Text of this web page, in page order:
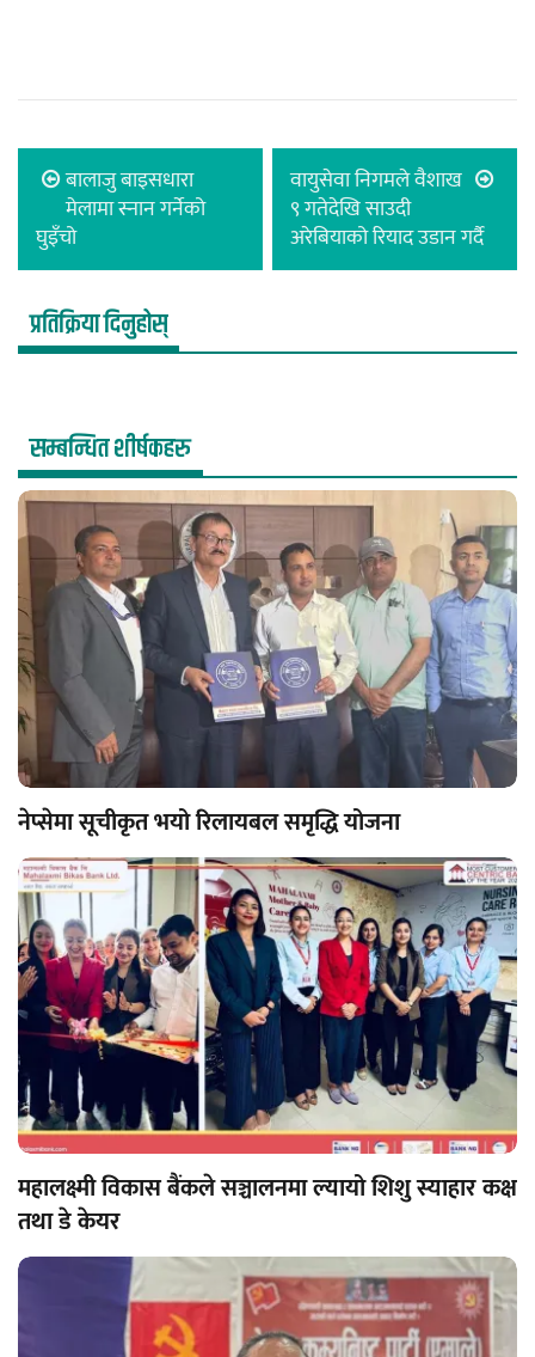
बालाजु बाइसधारा
मेलामा स्नान गर्नेको
घुइँचो
वायुसेवा निगमले वैशाख
९ गतेदेखि साउदी
अरेबियाको रियाद उडान गर्दै
प्रतिक्रिया दिनुहोस्
सम्बन्धित शीर्षकहरु
नेप्सेमा सूचीकृत भयो रिलायबल समृद्धि योजना
महालक्ष्मी विकास बैंकले सञ्चालनमा ल्यायो शिशु स्याहार कक्ष
तथा डे केयर